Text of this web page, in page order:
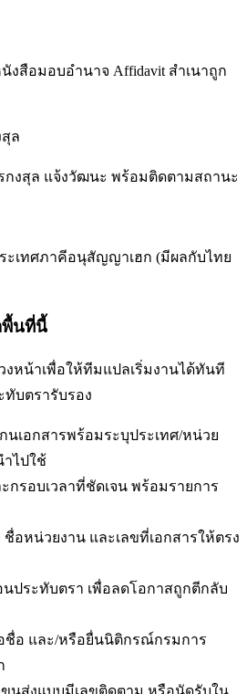
งสือมอบอำนาจ Affidavit สำเนาถูก
ล
กงสุล แจ้งวัฒนะ พร้อมติดตามสถานะ
ะเทศภาคีอนุสัญญาเฮก (มีผลกับไทย
พื้นที่นี้
หน้าเพื่อให้ทีมแปลเริ่มงานได้ทันที
บตรารับรอง
เอกสารพร้อมระบุประเทศ/หน่วย
ไปใช้
กรอบเวลาที่ชัดเจน พร้อมรายการ
อหน่วยงาน และเลขที่เอกสารให้ตรง
ประทับตรา เพื่อลดโอกาสถูกตีกลับ
ชื่อ และ/หรือยื่นนิติกรณ์กรมการ
ขนส่งแบบมีเลขติดตาม หรือนัดรับใน